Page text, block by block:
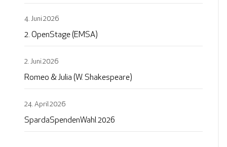
4. Juni 2026
2. OpenStage (EMSA)
2. Juni 2026
Romeo & Julia (W. Shakespeare)
24. April 2026
SpardaSpendenWahl 2026